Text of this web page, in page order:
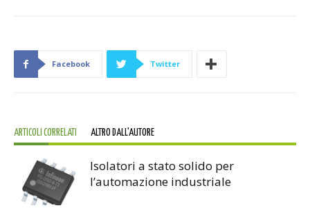
Facebook Twitter
ARTICOLI CORRELATI ALTRO DALL'AUTORE
Isolatori a stato solido per
l’automazione industriale